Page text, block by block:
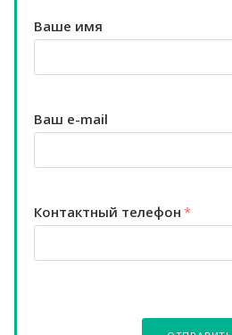
Ваше имя
Ваш e-mail
Контактный телефон *